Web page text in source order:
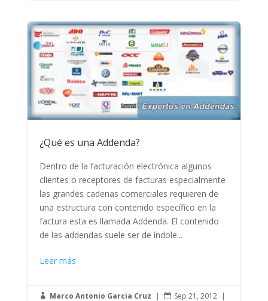
Addendas Facturación electrónica
¿Qué es una Addenda?
Dentro de la facturación electrónica algunos
clientes o receptores de facturas especialmente
las grandes cadenas comerciales requieren de
una estructura con contenido específico en la
factura esta es llamada Addenda. El contenido
de las addendas suele ser de índole...
Leer más
 Marco Antonio Garcia Cruz |  Sep 21, 2012 |